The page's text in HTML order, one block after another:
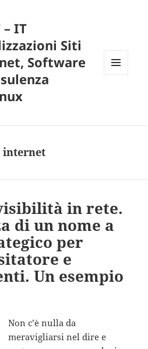
– IT
Siti
Software
in rete.
di un nome a
per
e
Un esempio
Non c’è nulla da
meravigliarsi nel dire e